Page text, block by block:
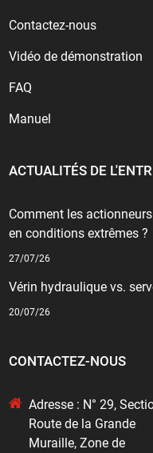
Contactez-nous
Vidéo de démonstration
FAQ
Manuel
ACTUALITÉS DE
Comment les
en conditions extrêmes ?
27/07/26
Vérin hydraulique vs.
20/07/26
CONTACTEZ-NOUS
Adresse : N° 29,
Route de la Grande
Muraille, Zone de